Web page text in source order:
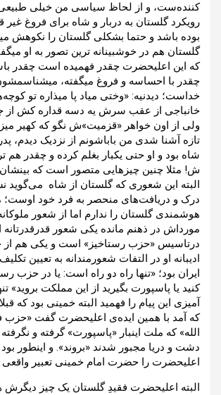
کننده‌ست، و از لحاظ سیاسی من خیلی طبیعی
رویکرد گلستان به دربار و شاه برای فروغ غیر
بوده باشد و حتما بشکلی گلستان را نکوهش
گلستان هم در خوشبینانه ترین تصور به او
که این اعلیحضرت چقدر فهمیده است چقدر
چقدر با احساسه و فروغ میگفته‌،
خداست؛ دیدنیه: «وختی میاد پا میذاره تو
خانباجی از عقب سرش یه دسه قداره کش از
ولی از اون خواهر «قزمیت»ش نگو که کهیر
تازه آشنا شدی من باباشونم از نزدیک دیدم،
شاه بود و او حتی یکبار بغلم کرده و چقدر هم
ش! مثلا چنین چیزهایی متصور است که
البته این شعوری که گلستان از شاه می‌گوید
درک و ‌دریافت‌های منحصر به فرد خود اوست؛
‌هوشمندی گلستان را ندارم اما از شعور
مورداش در ذهنم مانده یکی شعور قدرقدرتانه
درتاسیس «حزب رستاخیز» است و یکی هم از
ادیبانه او در التفات شعورمندانه به تعیین
ایران بود؛ «تنها راه دو راه است: یا در حزب
کنید یا پاسپورت بگیرید از این مملکت بروید»
آمیزی این پیام را فهمید البته خمینی بود که
که آمد با همین ایده‌ی اعلیحضرت گفت
الله» که ملت اینبار «پاسپورت» گرفته و
دشت و دریا مجبور شدند «بروند». و اینطور
اعلیحضرت را حضرت امام خمینی تعبیر واقعی
البته اعلیحضرت فقیدِ گلستان یک چیز دیگرش